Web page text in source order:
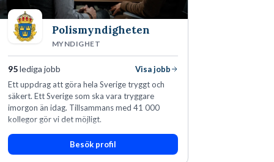
Polismyndigheten
MYNDIGHET
95lediga jobb
Visa jobb
Ett uppdrag att göra hela Sverige tryggt och
säkert. Ett Sverige som ska vara tryggare
imorgon än idag. Tillsammans med 41 000
kollegor gör vi det möjligt.
Besök profil